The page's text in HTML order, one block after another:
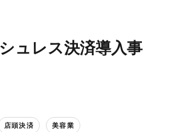
ュレス決済導入事
店頭決済 美容業